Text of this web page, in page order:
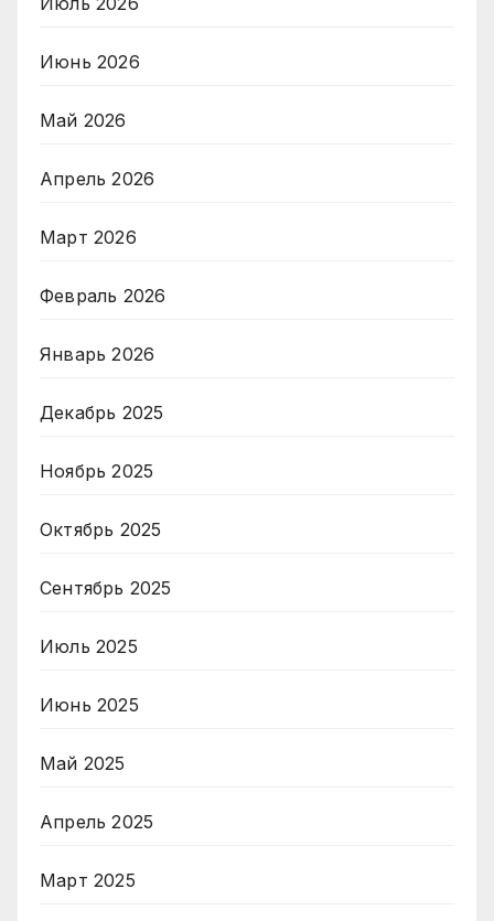
Июнь 2026
Май 2026
Апрель 2026
Март 2026
Февраль 2026
Январь 2026
Декабрь 2025
Ноябрь 2025
Октябрь 2025
Сентябрь 2025
Июль 2025
Июнь 2025
Май 2025
Апрель 2025
Март 2025